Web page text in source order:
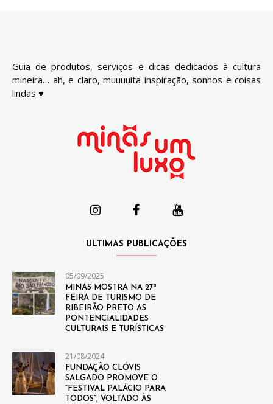
Guia de produtos, serviços e dicas dedicados à cultura
mineira… ah, e claro, muuuuita inspiração, sonhos e coisas
lindas ♥
ULTIMAS PUBLICAÇÕES
05/09/2025
MINAS MOSTRA NA 27ª
FEIRA DE TURISMO DE
RIBEIRÃO PRETO AS
PONTENCIALIDADES
CULTURAIS E TURÍSTICAS
21/08/2024
FUNDAÇÃO CLÓVIS
SALGADO PROMOVE O
“FESTIVAL PALÁCIO PARA
TODOS”, VOLTADO ÀS